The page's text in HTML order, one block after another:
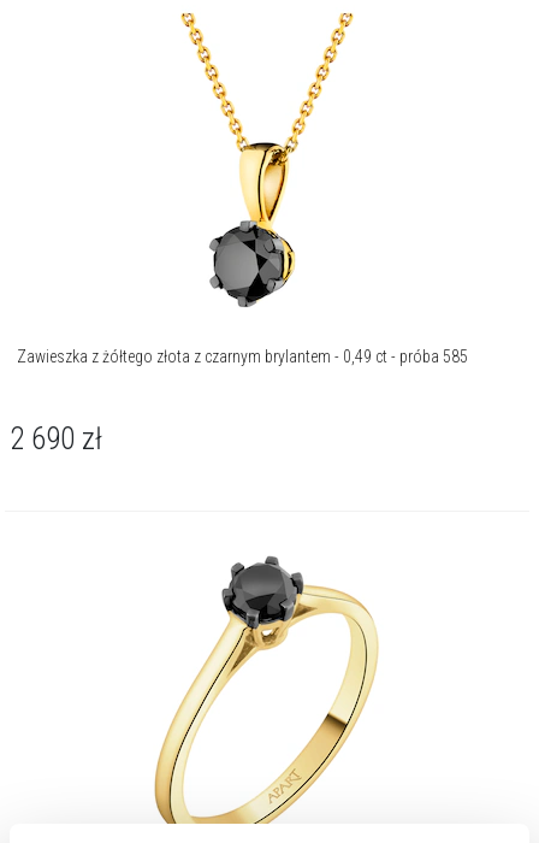
Zawieszka z żółtego złota z czarnym brylantem - 0,49 ct - próba 585
2 690 zł